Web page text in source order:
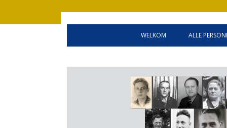
WELKOM
HANDLEIDING
ALLE